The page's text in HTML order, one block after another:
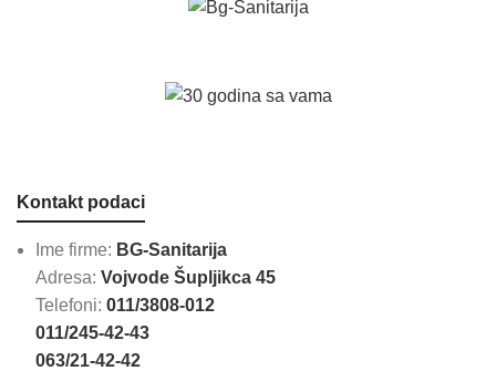
Kontakt podaci
Ime firme: BG-Sanitarija
Adresa: Vojvode Šupljikca 45
Telefoni: 011/3808-012
011/245-42-43
063/21-42-42